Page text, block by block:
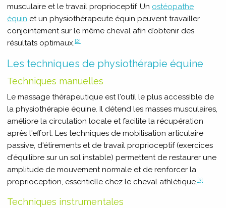
musculaire et le travail proprioceptif. Un ostéopathe
équin et un physiothérapeute équin peuvent travailler
conjointement sur le même cheval afin d’obtenir des
résultats optimaux.[2]
Les techniques de physiothérapie équine
Techniques manuelles
Le massage thérapeutique est l'outil le plus accessible de
la physiothérapie équine. Il détend les masses musculaires,
améliore la circulation locale et facilite la récupération
après l'effort. Les techniques de mobilisation articulaire
passive, d'étirements et de travail proprioceptif (exercices
d'équilibre sur un sol instable) permettent de restaurer une
amplitude de mouvement normale et de renforcer la
proprioception, essentielle chez le cheval athlétique.[3]
Techniques instrumentales